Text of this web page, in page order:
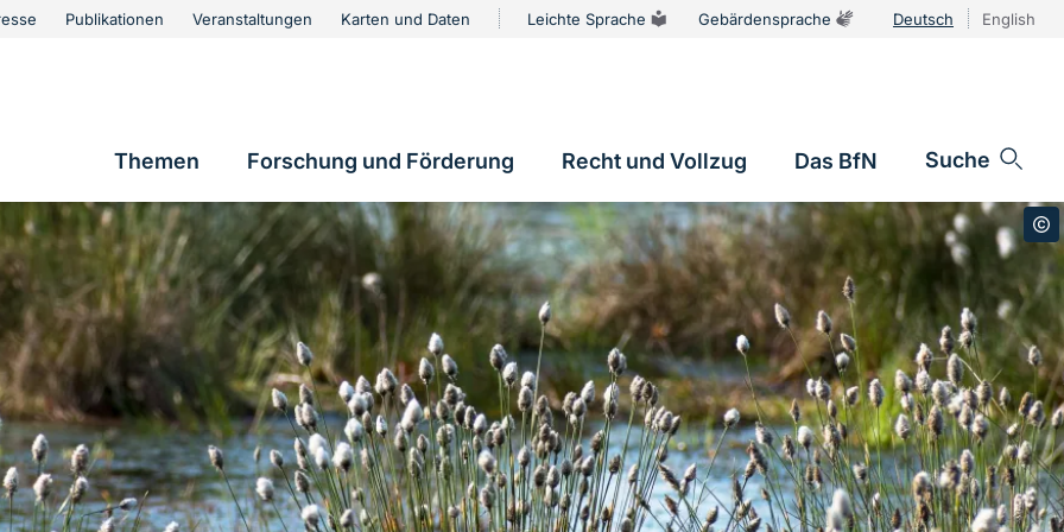
Publikationen Veranstaltungen Karten und Daten Leichte Sprache Gebärdensprache Deutsch English
Hauptnavigation
Themen Forschung und Förderung Recht und Vollzug Das BfN Suche